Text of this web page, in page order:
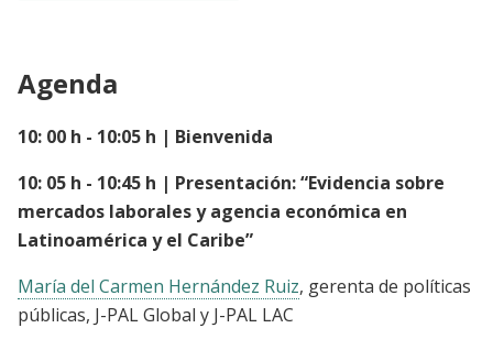
Agenda
10: 00 h - 10:05 h | Bienvenida
10: 05 h - 10:45 h | Presentación: “Evidencia sobre
mercados laborales y agencia económica en
Latinoamérica y el Caribe”
María del Carmen Hernández Ruiz, gerenta de políticas
públicas, J-PAL Global y J-PAL LAC